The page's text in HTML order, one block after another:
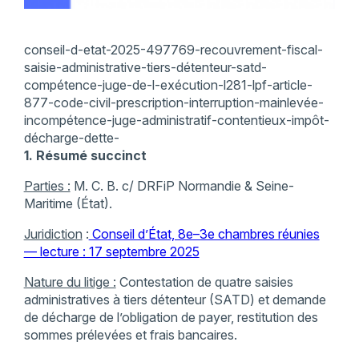
conseil-d-etat-2025-497769-recouvrement-fiscal-
saisie-administrative-tiers-détenteur-satd-
compétence-juge-de-l-exécution-l281-lpf-article-
877-code-civil-prescription-interruption-mainlevée-
incompétence-juge-administratif-contentieux-impôt-
décharge-dette-
1. Résumé succinct
Parties : M. C. B. c/ DRFiP Normandie & Seine-
Maritime (État).
Juridiction : Conseil d’État, 8e–3e chambres réunies
— lecture : 17 septembre 2025
Nature du litige : Contestation de quatre saisies
administratives à tiers détenteur (SATD) et demande
de décharge de l’obligation de payer, restitution des
sommes prélevées et frais bancaires.